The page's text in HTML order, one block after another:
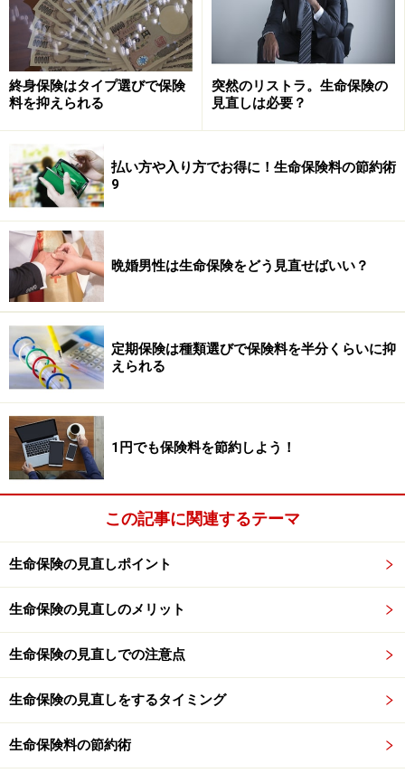
で、保険料を負担する事もなければ介護サービスを利用
することもありません。
※介護保険制度の詳細については各区市町村で確認して
保険会社の介護保険にはどんな保障があるの？
※記事内容は執筆時点のものです。最新の内容をご確認くださ
い。
本記事の内容は一般的な情報提供を目的としており、特定の金融
商品や投資行動を推奨するものではありません。
投資や資産運用に関する最終的なご判断はご自身の責任において
行ってください。
掲載情報の正確性・完全性については十分に配慮しております
が、その内容を保証するものではなく、これに基づく損失・損害
などについて当社は一切の責任を負いません。
最新の情報や詳細については、必ず各金融機関やサービス提供者
1 /3
終身保険はタイプ選びで保険
料を抑えられる
突然のリストラ。生命保険の
見直しは必要？
払い方や入り方でお得に！生命保険料の節約術
9
晩婚男性は生命保険をどう見直せばいい？
定期保険は種類選びで保険料を半分くらいに抑
えられる
1円でも保険料を節約しよう！
この記事に関連するテーマ
生命保険の見直しポイント
生命保険の見直しのメリット
生命保険の見直しでの注意点
生命保険の見直しをするタイミング
生命保険料の節約術